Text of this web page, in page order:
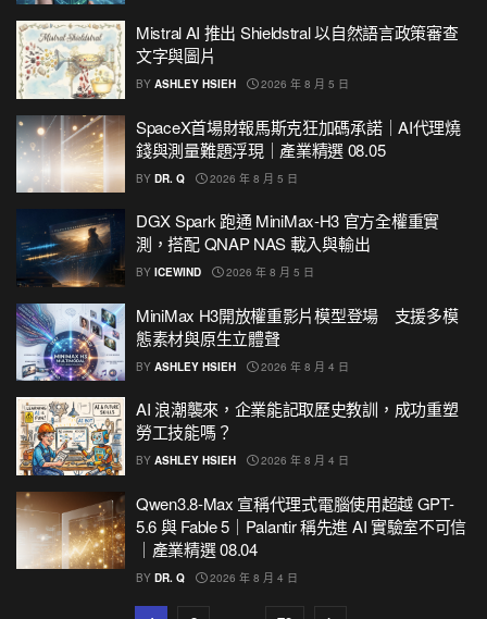
Mistral AI 推出 Shieldstral 以自然語言政策審查
文字與圖片
BY ASHLEY HSIEH 2026 年 8 月 5 日
SpaceX首場財報馬斯克狂加碼承諾｜AI代理燒
錢與測量難題浮現｜產業精選 08.05
BY DR. Q 2026 年 8 月 5 日
DGX Spark 跑通 MiniMax-H3 官方全權重實
測，搭配 QNAP NAS 載入與輸出
BY ICEWIND 2026 年 8 月 5 日
MiniMax H3開放權重影片模型登場 支援多模
態素材與原生立體聲
BY ASHLEY HSIEH 2026 年 8 月 4 日
AI 浪潮襲來，企業能記取歷史教訓，成功重塑
勞工技能嗎？
BY ASHLEY HSIEH 2026 年 8 月 4 日
Qwen3.8-Max 宣稱代理式電腦使用超越 GPT-
5.6 與 Fable 5｜Palantir 稱先進 AI 實驗室不可信
｜產業精選 08.04
BY DR. Q 2026 年 8 月 4 日